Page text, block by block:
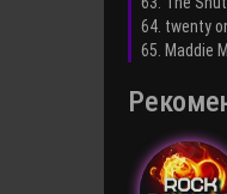
64. twenty
65. Maddie